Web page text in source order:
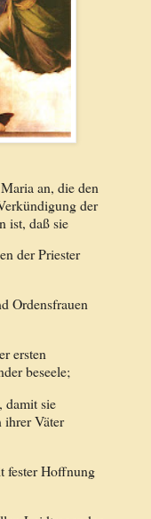
an, die den
der
ist, daß sie
der Priester
Ordensfrauen
ersten
beseele;
damit sie
ihrer Väter
fester Hoffnung